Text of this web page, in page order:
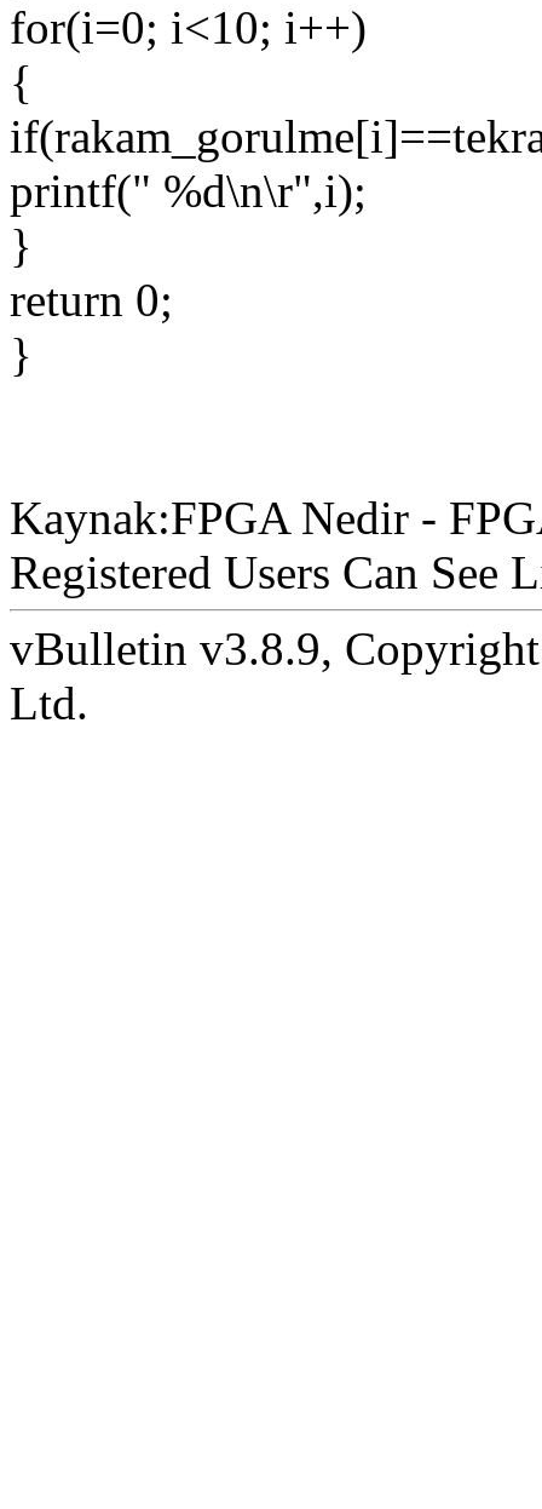
for(i=0; i<10; i++)
{
printf(" %d\n\r",i);
}
return 0;
}
Kaynak:FPGA Nedir -
Registered Users Can See
vBulletin v3.8.9,
Ltd.